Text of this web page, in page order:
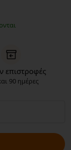
επιστροφές
90 ημέρες